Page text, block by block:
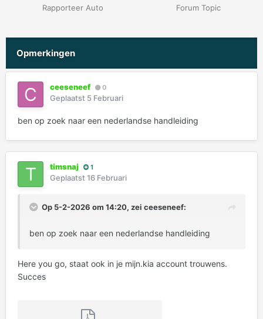
Rapporteer Auto Forum Topic
Opmerkingen
ceeseneef 0
Geplaatst 5 Februari
ben op zoek naar een nederlandse handleiding
timsnaj 1
Geplaatst16 Februari
Op 5-2-2026 om 14:20, zei ceeseneef:
ben op zoek naar een nederlandse handleiding
Here you go, staat ook in je mijn.kia account trouwens.
Succes